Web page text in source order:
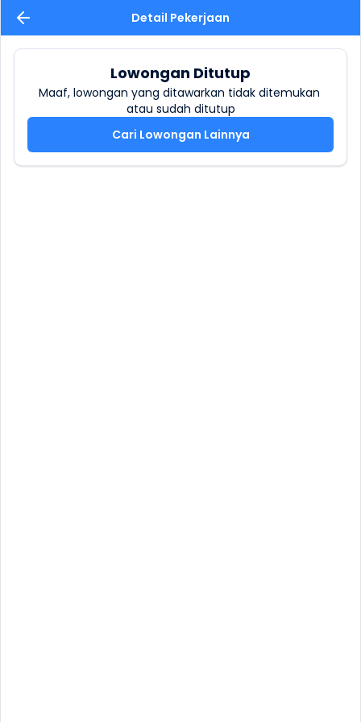
Detail Pekerjaan
Lowongan Ditutup
Maaf, lowongan yang ditawarkan tidak ditemukan
atau sudah ditutup
Cari Lowongan Lainnya